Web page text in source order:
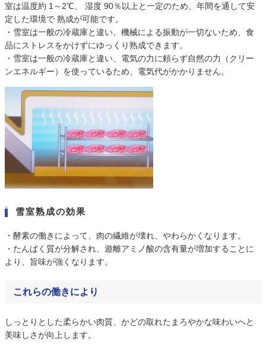
室は温度約 1～2℃、 湿度 90％以上と一定のため、年間を通して安
定した環境で 熟成が可能です。
・雪室は一般の冷蔵庫と違い、機械による振動が一切ないため、食
品にストレスをかけずにゆっくり熟成できます。
・雪室は一般の冷蔵庫と違い、電気の力に頼らず自然の力（クリー
ンエネルギー）を使っているため、電気代がかかりません。
雪室熟成の効果
・酵素の働きによって、肉の繊維が壊れ、やわらかくなります。
・たんぱく質が分解され、遊離アミノ酸の含有量が増加することに
より、旨味が強くなります。
これらの働きにより
しっとりとした柔らかい肉質、かどの取れたまろやかな味わいへと
美味しさが向上します。